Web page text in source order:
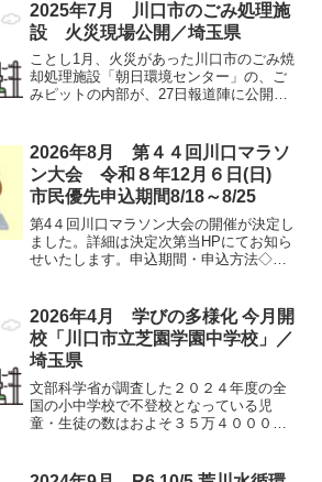
回は地方予選を勝ち抜いた 42の代表チ
ー...
2025年7月 川口市のごみ処理施
設 火災現場公開／埼玉県
ことし1月、火災があった川口市のごみ焼
却処理施設「朝日環境センター」の、ご
みピットの内部が、27日報道陣に公開さ
火災が発生しクレーンなどが焼けた影響
でごみの焼却処分...
2026年8月 第４４回川口マラソ
ン大会 令和８年12月６日(日)
市民優先申込期間8/18～8/25
第4４回川口マラソン大会の開催が決定し
ました。詳細は決定次第当HPにてお知ら
せいたします。申込期間・申込方法◇申
25日(火) 8月18日(火)
は...
2026年4月 学びの多様化 今月開
校「川口市立芝園学園中学校」／
埼玉県
文部科学省が調査した２０２４年度の全
国の小中学校で不登校となっている児
童・生徒の数はおよそ３５万４０００人
陣に公開されました。 川口市立芝園学